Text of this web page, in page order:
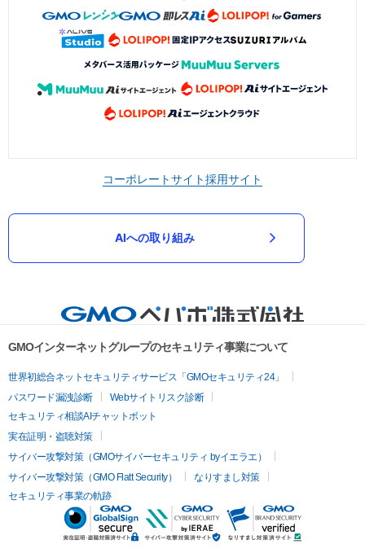
コーポレートサイト採用サイト
AIへの取り組み
GMOインターネットグループのセキュリティ事業について
世界初総合ネットセキュリティサービス「GMOセキュリティ24」
パスワード漏洩診断
Webサイトリスク診断
セキュリティ相談AIチャットボット
実在証明・盗聴対策
サイバー攻撃対策（GMOサイバーセキュリティ byイエラエ）
サイバー攻撃対策（GMO Flatt Security）
なりすまし対策
セキュリティ事業の軌跡